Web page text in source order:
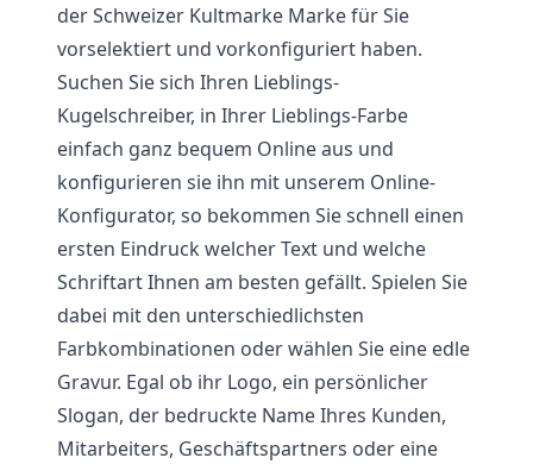
der Schweizer Kultmarke Marke für Sie
vorselektiert und vorkonfiguriert haben.
Suchen Sie sich Ihren Lieblings-
Kugelschreiber, in Ihrer Lieblings-Farbe
einfach ganz bequem Online aus und
konfigurieren sie ihn mit unserem Online-
Konfigurator, so bekommen Sie schnell einen
ersten Eindruck welcher Text und welche
Schriftart Ihnen am besten gefällt. Spielen Sie
dabei mit den unterschiedlichsten
Farbkombinationen oder wählen Sie eine edle
Gravur. Egal ob ihr Logo, ein persönlicher
Slogan, der bedruckte Name Ihres Kunden,
Mitarbeiters, Geschäftspartners oder eine